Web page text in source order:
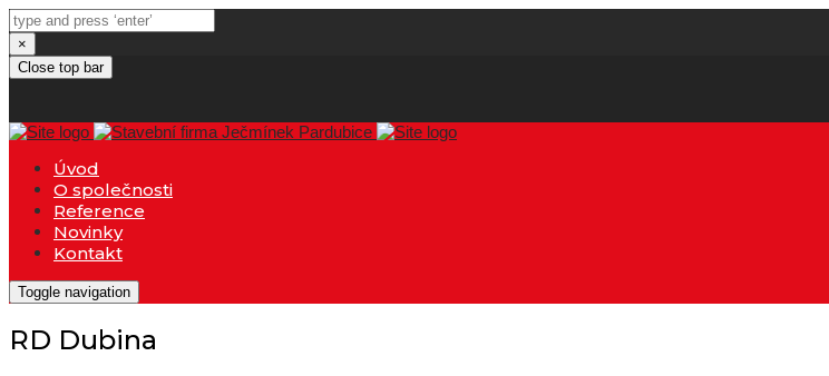
×
Close top bar
Úvod
O společnosti
Reference
Novinky
Kontakt
Toggle navigation
RD Dubina